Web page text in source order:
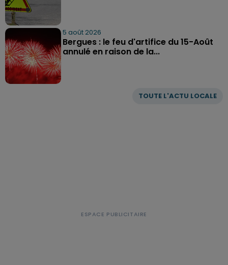
TOUTE L'ACTU LOCALE
5 août 2026
Bergues : le feu d'artifice du 15-Août
annulé en raison de la...